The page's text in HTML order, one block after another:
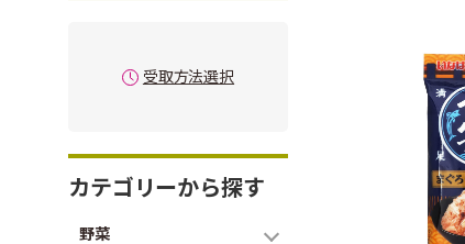
受取方法選択
カテゴリーから探す
野菜